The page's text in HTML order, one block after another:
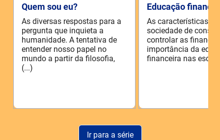
Quem sou eu?
As diversas respostas para a
pergunta que inquieta a
humanidade. A tentativa de
entender nosso papel no
mundo a partir da filosofia,
(...)
Educação
As características
sociedade de
controlar as
importância da
financeira nas
Ir para a série